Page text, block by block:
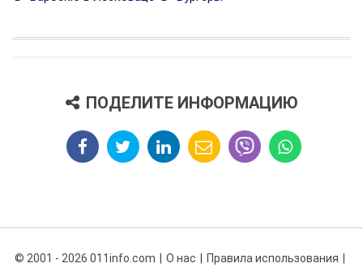
ПОДЕЛИТЕ ИНФОРМАЦИЮ
© 2001 - 2026 011info.com О нас Правила использования